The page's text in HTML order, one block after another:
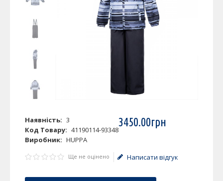
Наявність: 3
Код Товару: 41190114-93348
Виробник: HUPPA
3450.00грн
Ще не оцінено Написати відгук